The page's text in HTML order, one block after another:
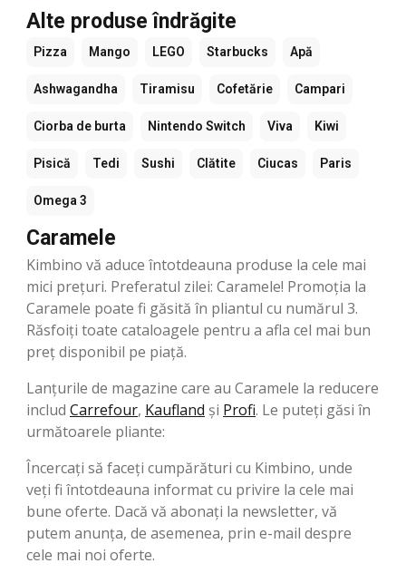
Alte produse îndrăgite
Pizza Mango LEGO Starbucks Apă
Ashwagandha Tiramisu Cofetărie Campari
Ciorba de burta Nintendo Switch Viva Kiwi
Pisică Tedi Sushi Clătite Ciucas Paris
Omega 3
Caramele
Kimbino vă aduce întotdeauna produse la cele mai
mici prețuri. Preferatul zilei: Caramele! Promoția la
Caramele poate fi găsită în pliantul cu numărul 3.
Răsfoiți toate cataloagele pentru a afla cel mai bun
preț disponibil pe piață.
Lanțurile de magazine care au Caramele la reducere
includ Carrefour, Kaufland şi Profi. Le puteți găsi în
următoarele pliante:
Încercați să faceți cumpărături cu Kimbino, unde
veți fi întotdeauna informat cu privire la cele mai
bune oferte. Dacă vă abonați la newsletter, vă
putem anunța, de asemenea, prin e-mail despre
cele mai noi oferte.